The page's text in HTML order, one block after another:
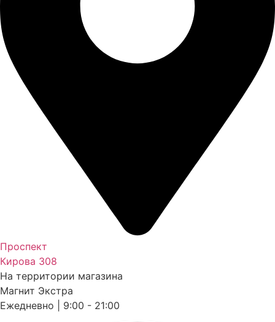
Проспект
Кирова 308
На территории магазина
Магнит Экстра
Ежедневно | 9:00 - 21:00